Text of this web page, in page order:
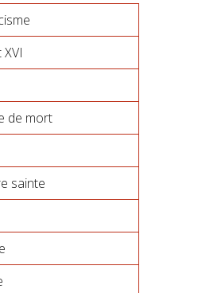
de mort
sainte